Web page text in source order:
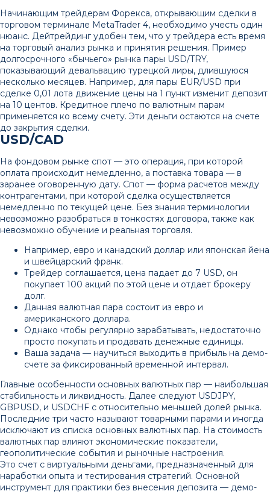
Начинающим трейдерам Форекса, открывающим сделки в
торговом терминале MetaTrader 4, необходимо учесть один
нюанс. Дейтрейдинг удобен тем, что у трейдера есть время
на торговый анализ рынка и принятия решения. Пример
долгосрочного «‎бычьего» рынка пары USD/TRY,
показывающий девальвацию турецкой лиры, длившуюся
несколько месяцев. Например, для пары EUR/USD при
сделке 0,01 лота движение цены на 1 пункт изменит депозит
на 10 центов. Кредитное плечо по валютным парам
применяется ко всему счету. Эти деньги остаются на счете
до закрытия сделки.
USD/CAD
На фондовом рынке спот — это операция, при которой
оплата происходит немедленно, а поставка товара — в
заранее оговоренную дату. Спот — форма расчетов между
контрагентами, при которой сделка осуществляется
немедленно по текущей цене. Без знания терминологии
невозможно разобраться в тонкостях договора, также как
невозможно обучение и реальная торговля.
Например, евро и канадский доллар или японская йена
и швейцарский франк.
Трейдер соглашается, цена падает до 7 USD, он
покупает 100 акций по этой цене и отдает брокеру
долг.
Данная валютная пара состоит из евро и
американского доллара.
Однако чтобы регулярно зарабатывать, недостаточно
просто покупать и продавать денежные единицы.
Ваша задача — научиться выходить в прибыль на демо-
счете за фиксированный временной интервал.
Главные особенности основных валютных пар — наибольшая
стабильность и ликвидность. Далее следуют USDJPY,
GBPUSD, и USDCHF с относительно меньшей долей рынка.
Последние три часто называют товарными парами и иногда
исключают из списка основных валютных пар. На стоимость
валютных пар влияют экономические показатели,
геополитические события и рыночные настроения.
Это счет с виртуальными деньгами, предназначенный для
наработки опыта и тестирования стратегий. Основной
инструмент для практики без внесения депозита — демо-